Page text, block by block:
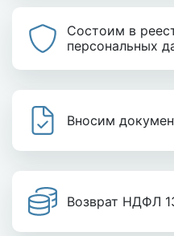
Состоим в
персональных
Вносим
Возврат НДФЛ